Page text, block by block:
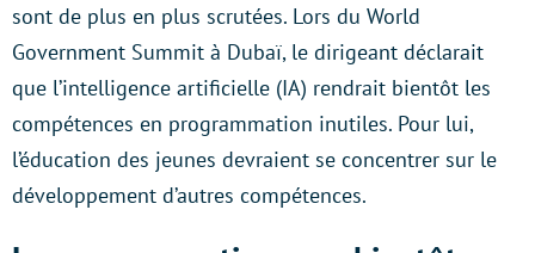
sont de plus en plus scrutées. Lors du World
Government Summit à Dubaï, le dirigeant déclarait
que l’intelligence artificielle (IA) rendrait bientôt les
compétences en programmation inutiles. Pour lui,
l’éducation des jeunes devraient se concentrer sur le
développement d’autres compétences.